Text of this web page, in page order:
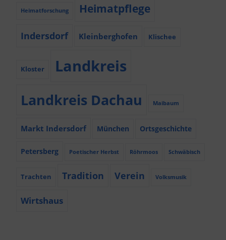
Heimatforschung Heimatpflege
Indersdorf Kleinberghofen Klischee
Kloster Landkreis
Landkreis Dachau Maibaum
Markt Indersdorf München Ortsgeschichte
Petersberg Poetischer Herbst Röhrmoos Schwäbisch
Trachten Tradition Verein Volksmusik
Wirtshaus